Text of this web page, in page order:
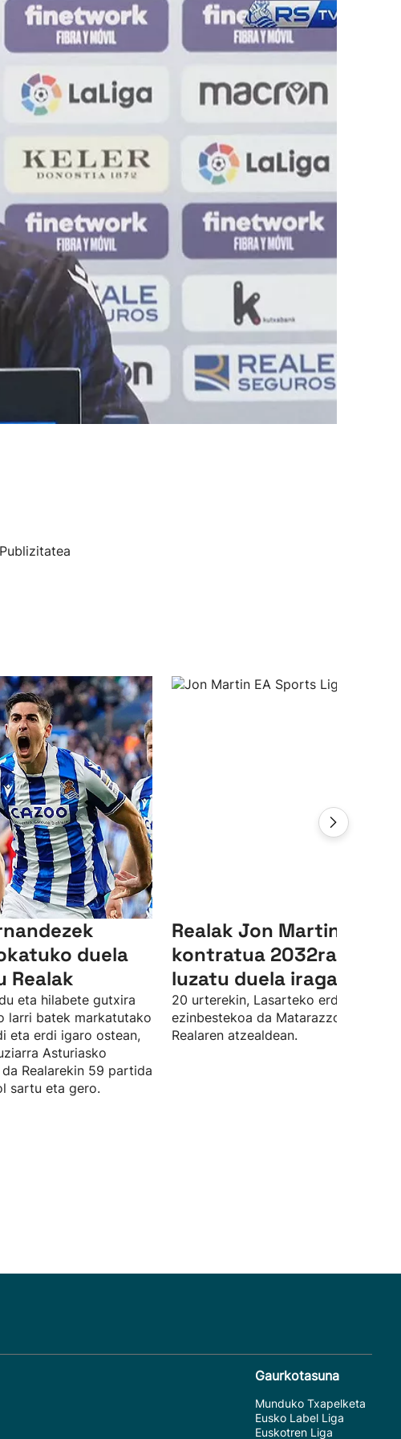
Publizitatea
duela
Realak
eta hilabete gutxira
larri batek markatutako
eta erdi igaro ostean,
Asturiasko
Realarekin 59 partida
sartu eta gero.
Realak Jon Martinen
kontratua 2032ra arte
luzatu duela iragarri du
20 urterekin, Lasarteko erdiko
ezinbestekoa da Matarazzorentzat
Realaren atzealdean.
Gaurkotasuna
Munduko Txapelketa
Eusko Label Liga
Euskotren Liga